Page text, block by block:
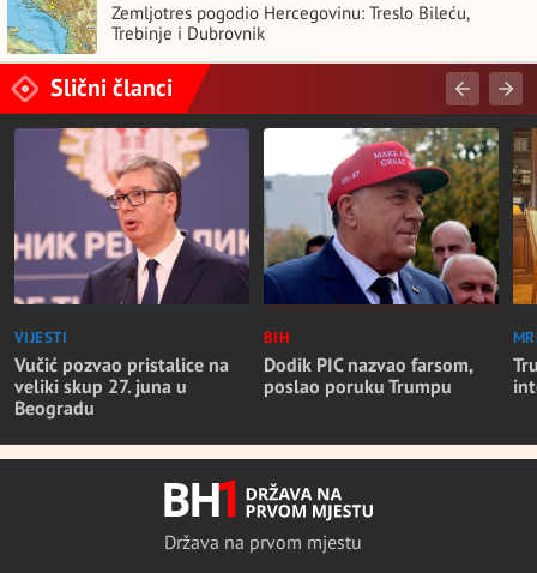
Zemljotres pogodio Hercegovinu: Treslo Bileću,
Trebinje i Dubrovnik
Slični članci
VIJESTI
Vučić pozvao pristalice na
veliki skup 27. juna u
Beogradu
BIH
Dodik PIC nazvao farsom,
poslao poruku Trumpu
Država na prvom mjestu